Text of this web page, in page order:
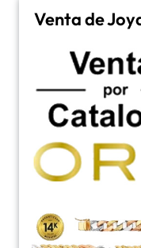
Venta de